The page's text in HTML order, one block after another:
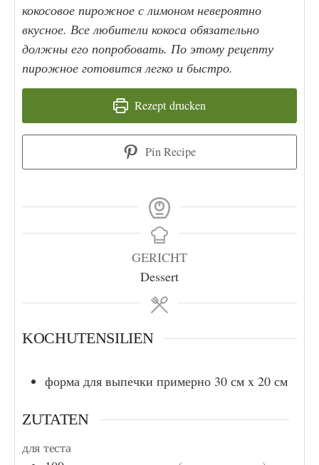
кокосовое пирожное с лимоном невероятно
вкусное. Все любители кокоса обязательно
должны его попробовать. По этому рецепту
пирожное готовится легко и быстро.
Rezept drucken
Pin Recipe
GERICHT
Dessert
KOCHUTENSILIEN
форма для выпечки примерно 30 см x 20 см
ZUTATEN
для теста